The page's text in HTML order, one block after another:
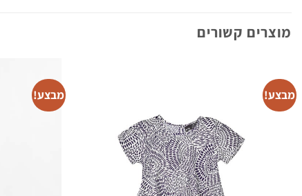
ביקורות לקוחות
Rating: 5/5
איילה מאוד אוהבת את השמחה וכל יום רוצה ללבוש אותה
Oct 24 2023 12:43:37 GMT+0000 (Coordinated Universal Time)
מוצרים קשורים
מבצע! מבצע!